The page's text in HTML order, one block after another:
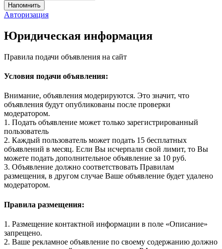
Авторизация
Юридическая информация
Правила подачи объявления на сайт
Условия подачи объявления:
Внимание, объявления модерируются. Это значит, что
объявления будут опубликованы после проверки
модератором.
1. Подать объявление может только зарегистрированный
пользователь
2. Каждый пользователь может подать 15 бесплатных
объявлений в месяц. Если Вы исчерпали свой лимит, то Вы
можете подать дополнительное объявление за 10 руб.
3. Объявление должно соответствовать Правилам
размещения, в другом случае Ваше объявление будет удалено
модератором.
Правила размещения:
1. Размещение контактной информации в поле «Описание»
запрещено.
2. Ваше рекламное объявление по своему содержанию должно